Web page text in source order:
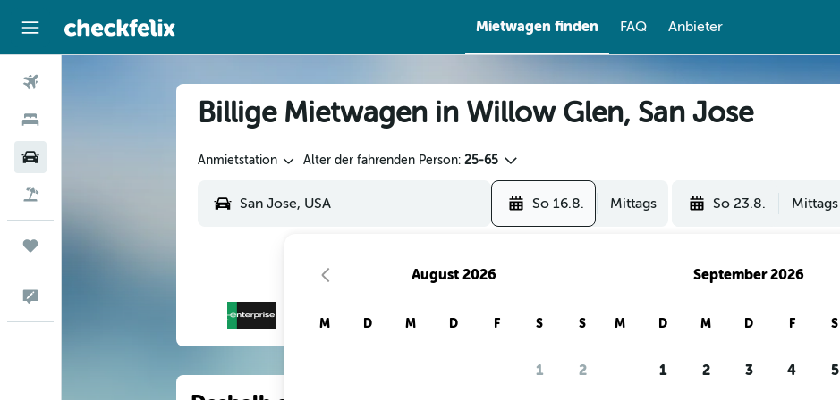
Mietwagen finden FAQ Anbieter
Billige Mietwagen in Willow Glen, San Jose
Anmietstation Alter der fahrenden Person: 25-65
So 16.8. Mittags So 23.8. Mittags
August 2026
M D M D F S S
1 2
September 2026
M D M D F S
1 2 3 4 5